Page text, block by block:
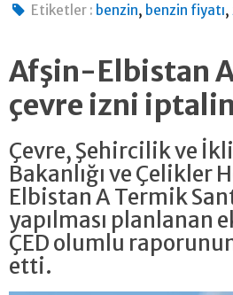
Etiketler : benzin, benzin fiyatı,
Afşin-Elbistan
çevre izni
Çevre, Şehircilik ve
Bakanlığı ve Çelikler
Elbistan A Termik
yapılması planlanan
ÇED olumlu
etti.